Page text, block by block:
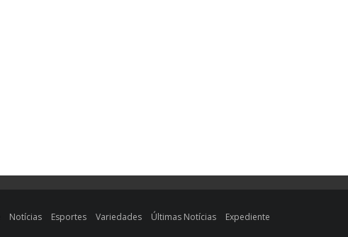
Notícias Esportes Variedades Últimas Notícias Expediente